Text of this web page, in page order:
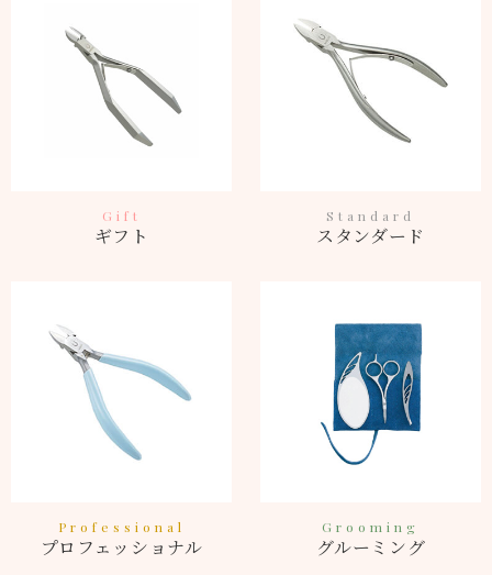
Gift
ギフト
Standard
スタンダード
Professional
プロフェッショナル
Grooming
グルーミング